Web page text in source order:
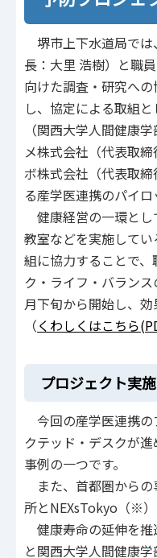
堺市上下水道局では
長：大里 浩樹）と職
向けた調査・研究へ
し、協定による取組
（関西大学人間健康
メ株式会社（代表取
ボ株式会社（代表取
る産学医連携のパイロ
健康経営の一環とし
教室などを実施して
組に協力することで
ク・ライフ・バラン
月下旬から開始し、効
（くわしくはこちら
プロジェクト実
今回の産学医連携の
クテッド・デスクが
事例の一つです。
また、首都圏から
所とNEXsTokyo（※）
健康寿命の延伸を推
と関西大学人間健康